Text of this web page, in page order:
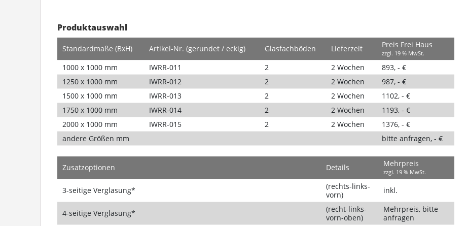
Produktauswahl
Standardmaße (BxH) Artikel-Nr. (gerundet / eckig) Glasfachböden Lieferzeit Preis Frei Haus
zzgl. 19 % MwSt.
1000 x 1000 mm IWRR-011 2 2 Wochen
893, - €
1250 x 1000 mm
IWRR-012 2 2 Wochen
987, - €
1500 x 1000 mm
IWRR-013 2 2 Wochen
1102, - €
1750 x 1000 mm
IWRR-014 2 2 Wochen
1193, - €
2000 x 1000 mm
IWRR-015 2 2 Wochen
1376, - €
andere Größen mm
bitte anfragen, - €
Zusatzoptionen Details Mehrpreis
zzgl. 19 % MwSt.
3-seitige Verglasung*
(rechts-links-
vorn)
inkl.
4-seitige Verglasung*
(recht-links-
vorn-oben)
Mehrpreis, bitte
anfragen